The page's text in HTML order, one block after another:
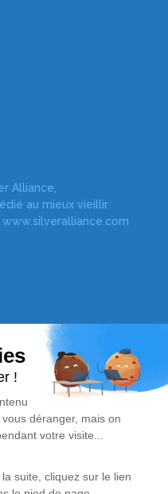
Alliance,
au mieux vieillir
www.silveralliance.com